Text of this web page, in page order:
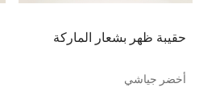
حقيبة ظهر بشعار الماركة
أخضر جياشي